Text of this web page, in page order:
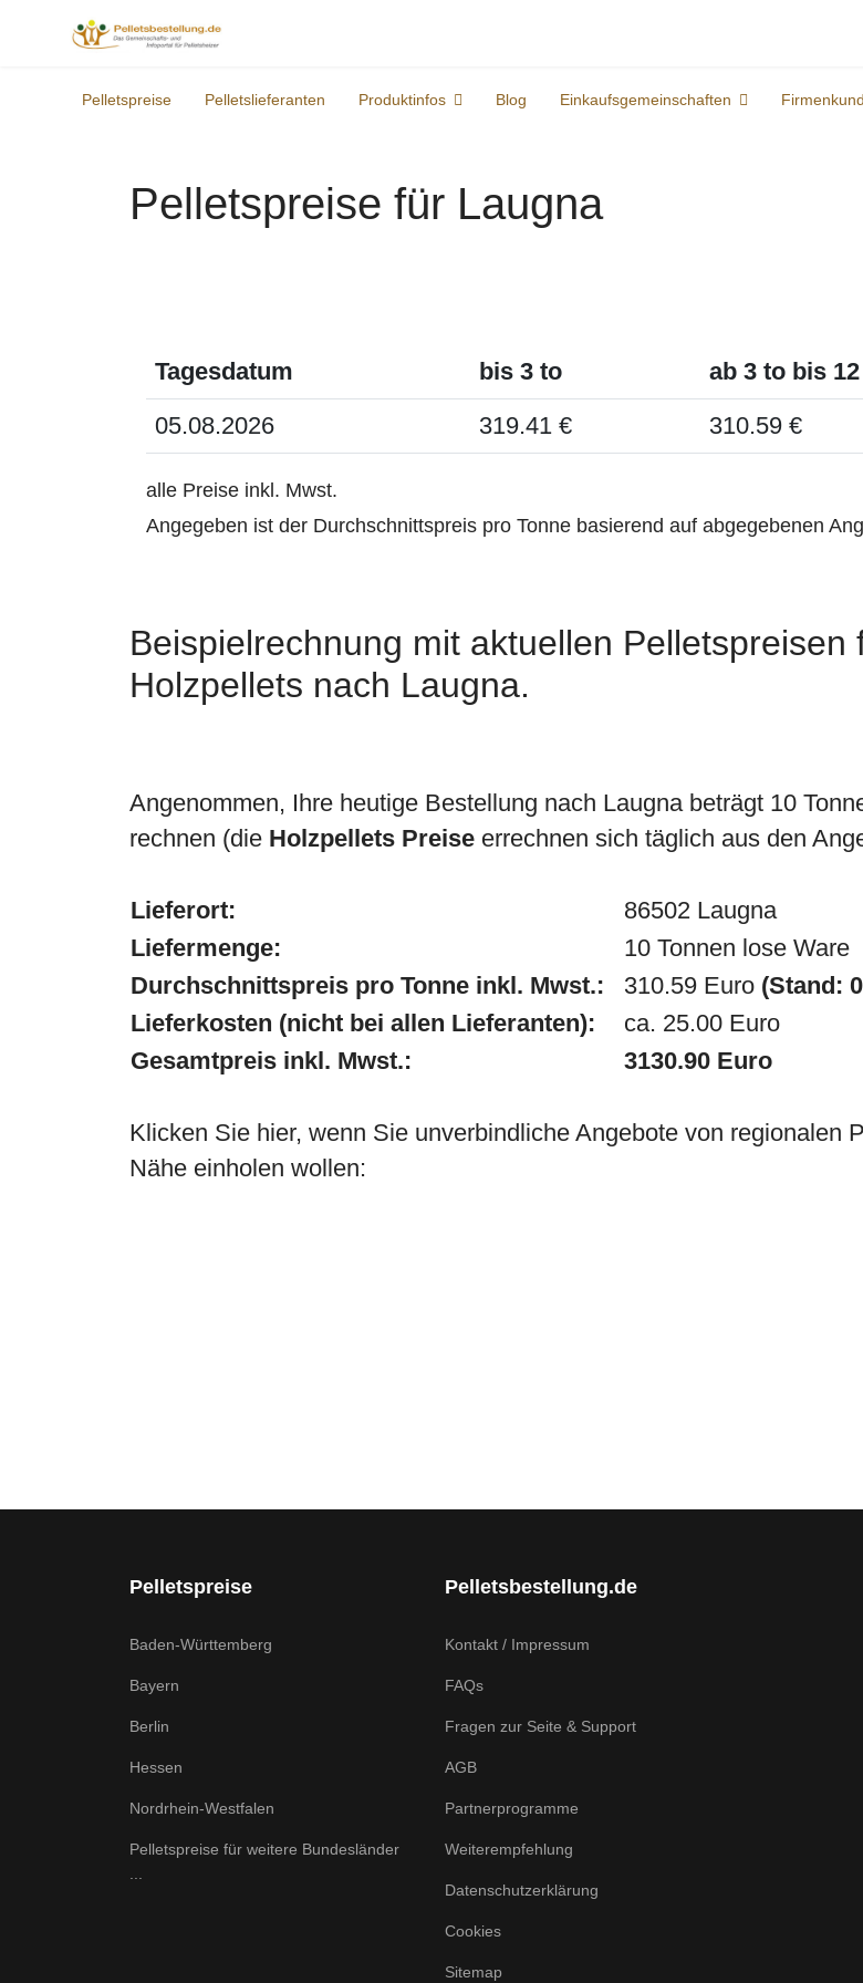
Pelletspreise Pelletslieferanten Produktinfos Blog Einkaufsgemeinschaften
Pelletspreise für Laugna
Tagesdatum bis 3 to ab 3 to bis
05.08.2026
319.41 € 310.59 €
alle Preise inkl. Mwst.
Angegeben ist der Durchschnittspreis pro Tonne basierend auf abgegebenen
Beispielrechnung mit aktuellen Pelletspreisen
Holzpellets nach Laugna.
Angenommen, Ihre heutige Bestellung nach Laugna beträgt 10
rechnen (die Holzpellets Preise errechnen sich täglich aus den
Lieferort:
86502 Laugna
Liefermenge:
10 Tonnen lose Ware
Durchschnittspreis pro Tonne inkl. Mwst.:
310.59 Euro (Stand:
Lieferkosten (nicht bei allen Lieferanten):
ca. 25.00 Euro
Gesamtpreis inkl. Mwst.:
3130.90 Euro
Klicken Sie hier, wenn Sie unverbindliche Angebote von regionalen
Nähe einholen wollen:
Pelletspreise
Baden-Württemberg
Bayern
Berlin
Hessen
Nordrhein-Westfalen
Pelletspreise für weitere Bundesländer
Pelletsbestellung.de
Kontakt / Impressum
FAQs
Fragen zur Seite & Support
AGB
Partnerprogramme
Weiterempfehlung
Datenschutzerklärung
Cookies
Sitemap